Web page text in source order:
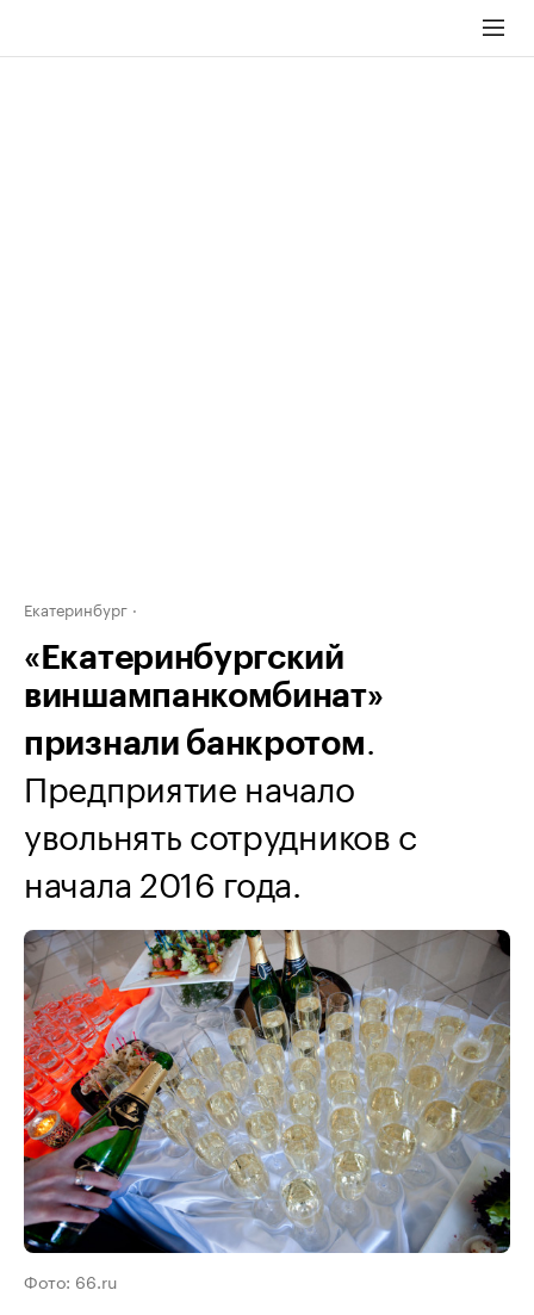
Екатеринбург
«Екатеринбургский
виншампанкомбинат»
признали банкротом.
Предприятие начало
увольнять сотрудников с
начала 2016 года.
Фото: 66.ru